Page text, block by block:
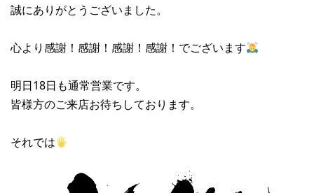
誠にありがとうございました。
心より感謝！感謝！感謝！感謝！でございます
明日18日も通常営業です。
皆様方のご来店お待ちしております。
それでは